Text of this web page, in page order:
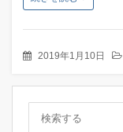
2019年1月10日